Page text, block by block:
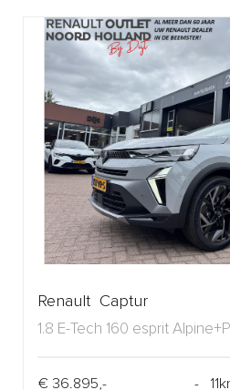
Renault Captur
1.8 E-Tech 160 esprit
€ 36.895,- -